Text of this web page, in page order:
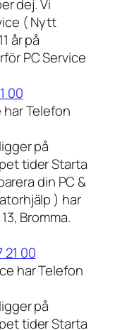
dej. Vi
( Nytt
år på
PC Service
00
har Telefon
på
tider Starta
din PC &
) har
Bromma.
21 00
har Telefon
på
tider Starta